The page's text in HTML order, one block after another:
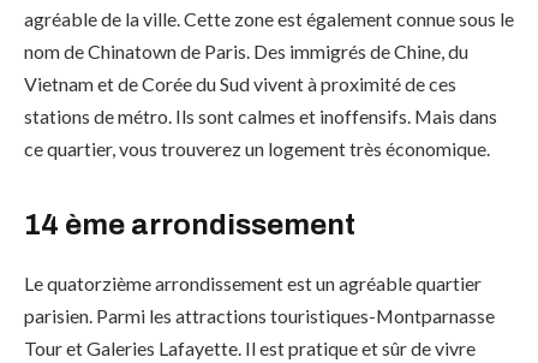
agréable de la ville. Cette zone est également connue sous le
nom de Chinatown de Paris. Des immigrés de Chine, du
Vietnam et de Corée du Sud vivent à proximité de ces
stations de métro. Ils sont calmes et inoffensifs. Mais dans
ce quartier, vous trouverez un logement très économique.
14 ème arrondissement
Le quatorzième arrondissement est un agréable quartier
parisien. Parmi les attractions touristiques-Montparnasse
Tour et Galeries Lafayette. Il est pratique et sûr de vivre